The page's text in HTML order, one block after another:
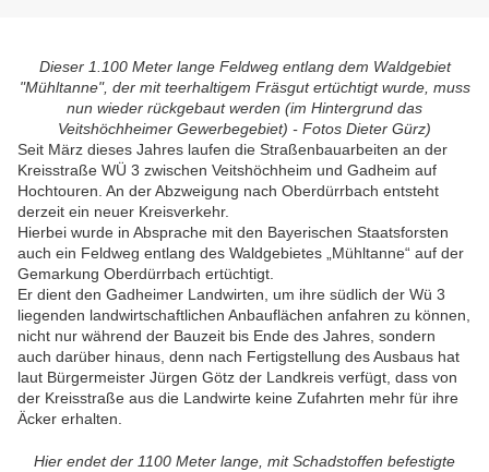
Dieser 1.100 Meter lange Feldweg entlang dem Waldgebiet
"Mühltanne", der mit teerhaltigem Fräsgut ertüchtigt wurde, muss
nun wieder rückgebaut werden (im Hintergrund das
Veitshöchheimer Gewerbegebiet) - Fotos Dieter Gürz)
Seit März dieses Jahres laufen die Straßenbauarbeiten an der
Kreisstraße WÜ 3 zwischen Veitshöchheim und Gadheim auf
Hochtouren. An der Abzweigung nach Oberdürrbach entsteht
derzeit ein neuer Kreisverkehr.
Hierbei wurde in Absprache mit den Bayerischen Staatsforsten
auch ein Feldweg entlang des Waldgebietes „Mühltanne“ auf der
Gemarkung Oberdürrbach ertüchtigt.
Er dient den Gadheimer Landwirten, um ihre südlich der Wü 3
liegenden landwirtschaftlichen Anbauflächen anfahren zu können,
nicht nur während der Bauzeit bis Ende des Jahres, sondern
auch darüber hinaus, denn nach Fertigstellung des Ausbaus hat
laut Bürgermeister Jürgen Götz der Landkreis verfügt, dass von
der Kreisstraße aus die Landwirte keine Zufahrten mehr für ihre
Äcker erhalten.
Hier endet der 1100 Meter lange, mit Schadstoffen befestigte